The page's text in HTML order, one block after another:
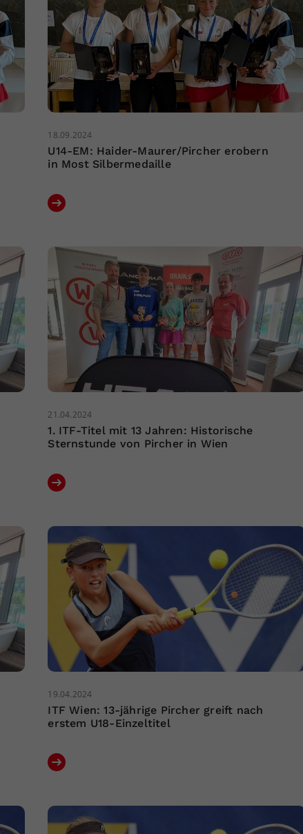
18.09.2024
U14-EM: Haider-Maurer/Pircher erobern
in Most Silbermedaille
21.04.2024
1. ITF-Titel mit 13 Jahren: Historische
Sternstunde von Pircher in Wien
19.04.2024
ITF Wien: 13-jährige Pircher greift nach
erstem U18-Einzeltitel